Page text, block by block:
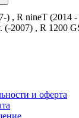
) , R nineT (2014
(-2007) , R 1200
и оферта